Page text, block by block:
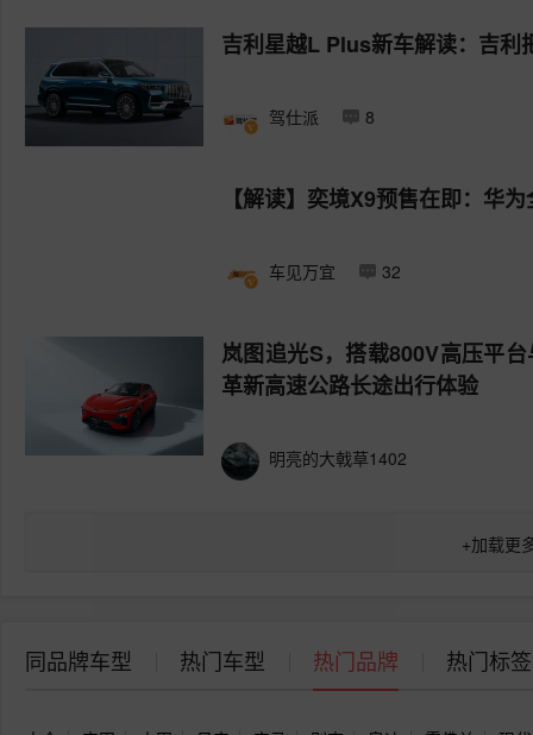
吉利星越L Plus新车解读：吉利
驾仕派 8
【解读】奕境X9预售在即：华
车见万宜 32
岚图追光S，搭载800V高压平
革新高速公路长途出行体验
明亮的大戟草1402
+加载更
同品牌车型 热门车型 热门品牌 热门标签